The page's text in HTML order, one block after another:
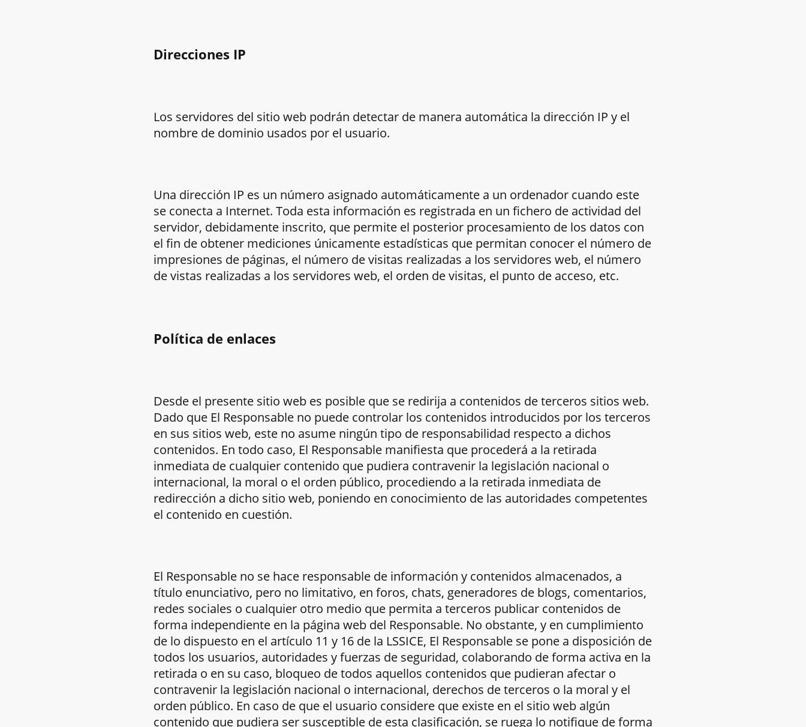
Direcciones IP
Los servidores del sitio web podrán detectar de manera automática la dirección IP y el
nombre de dominio usados por el usuario.
Una dirección IP es un número asignado automáticamente a un ordenador cuando este
se conecta a Internet. Toda esta información es registrada en un fichero de actividad del
servidor, debidamente inscrito, que permite el posterior procesamiento de los datos con
el fin de obtener mediciones únicamente estadísticas que permitan conocer el número de
impresiones de páginas, el número de visitas realizadas a los servidores web, el número
de vistas realizadas a los servidores web, el orden de visitas, el punto de acceso, etc.
Política de enlaces
Desde el presente sitio web es posible que se redirija a contenidos de terceros sitios web.
Dado que El Responsable no puede controlar los contenidos introducidos por los terceros
en sus sitios web, este no asume ningún tipo de responsabilidad respecto a dichos
contenidos. En todo caso, El Responsable manifiesta que procederá a la retirada
inmediata de cualquier contenido que pudiera contravenir la legislación nacional o
internacional, la moral o el orden público, procediendo a la retirada inmediata de
redirección a dicho sitio web, poniendo en conocimiento de las autoridades competentes
el contenido en cuestión.
El Responsable no se hace responsable de información y contenidos almacenados, a
título enunciativo, pero no limitativo, en foros, chats, generadores de blogs, comentarios,
redes sociales o cualquier otro medio que permita a terceros publicar contenidos de
forma independiente en la página web del Responsable. No obstante, y en cumplimiento
de lo dispuesto en el artículo 11 y 16 de la LSSICE, El Responsable se pone a disposición de
todos los usuarios, autoridades y fuerzas de seguridad, colaborando de forma activa en la
retirada o en su caso, bloqueo de todos aquellos contenidos que pudieran afectar o
contravenir la legislación nacional o internacional, derechos de terceros o la moral y el
orden público. En caso de que el usuario considere que existe en el sitio web algún
contenido que pudiera ser susceptible de esta clasificación, se ruega lo notifique de forma